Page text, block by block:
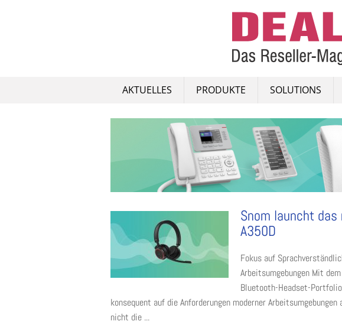
AKTUELLES PRODUKTE SOLUTIONS
Snom launcht
A350D
Fokus auf
Arbeitsumgebungen Mit
Bluetooth-Headset-
konsequent auf die Anforderungen moderner
nicht die ...